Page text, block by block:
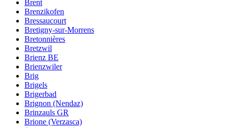
Brent
Brenzikofen
Bressaucourt
Bretigny-sur-Morrens
Bretonnières
Bretzwil
Brienz BE
Brienzwiler
Brig
Brigels
Brigerbad
Brignon (Nendaz)
Brinzauls GR
Brione (Verzasca)